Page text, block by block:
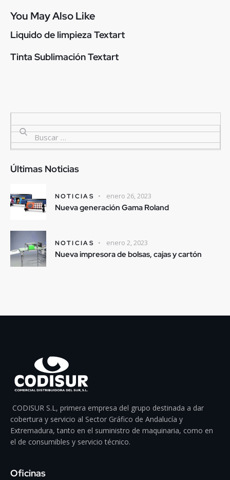
You May Also Like
Liquido de limpieza Textart
Tinta Sublimación Textart
Últimas Noticias
NOTICIAS enero 26, 2023
Nueva generación Gama Roland
NOTICIAS enero 2, 2023
Nueva impresora de bolsas, cajas y cartón
CODISUR S.L, primera empresa del grupo destinada a dar
cobertura y servicio al Sector Gráfico de Andalucía y
Extremadura, tanto en el suministro de maquinaria, como en
el de consumibles y servicio técnico.
Oficinas